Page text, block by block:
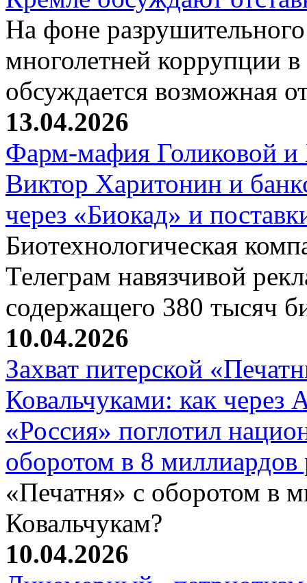
На фоне
многолетней коррупции
обсуждается возможная
13.04.2026
Фарм-мафия Голиковой и
Виктор Харитонин и
через «Биокад» и
Биотехнологическая
Телеграм навязчивой
содержащего 380 тысяч
10.04.2026
Захват питерской
Ковальчуками: как через
«Россия» поглотил
оборотом в 8 миллиардов
«Печатня» с оборотом в
Ковальчукам?
10.04.2026